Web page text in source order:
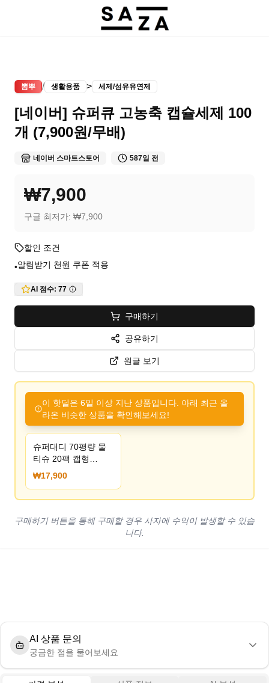
뽐뿌 / 생활용품 > 세제/섬유유연제
[네이버] 슈퍼큐 고농축 캡슐세제 100
개 (7,900원/무배)
네이버 스마트스토어 587일 전
₩7,900
구글 최저가: ₩7,900
할인 조건
•알림받기 천원 쿠폰 적용
AI 점수: 77
구매하기
공유하기
원글 보기
이 핫딜은 6일 이상 지난 상품입니다. 아래 최근 올
라온 비슷한 상품을 확인해보세요!
슈퍼대디 70평량 물
티슈 20팩 캡형
(17,900원/무료)
₩17,900
구매하기 버튼을 통해 구매할 경우 사자에 수익이 발생할 수 있습
니다.
AI 상품 문의
궁금한 점을 물어보세요